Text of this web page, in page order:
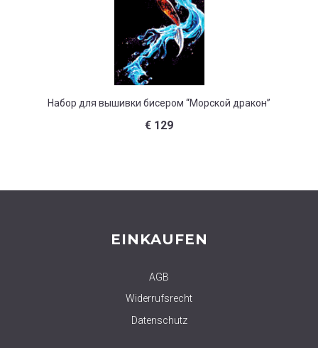
Набор для вышивки бисером “Морской дракон”
€ 129
EINKAUFEN
AGB
Widerrufsrecht
Datenschutz